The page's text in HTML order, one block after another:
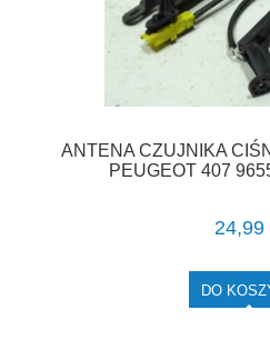
ANTENA CZUJNIKA
PEUGEOT 407
24,99
DO